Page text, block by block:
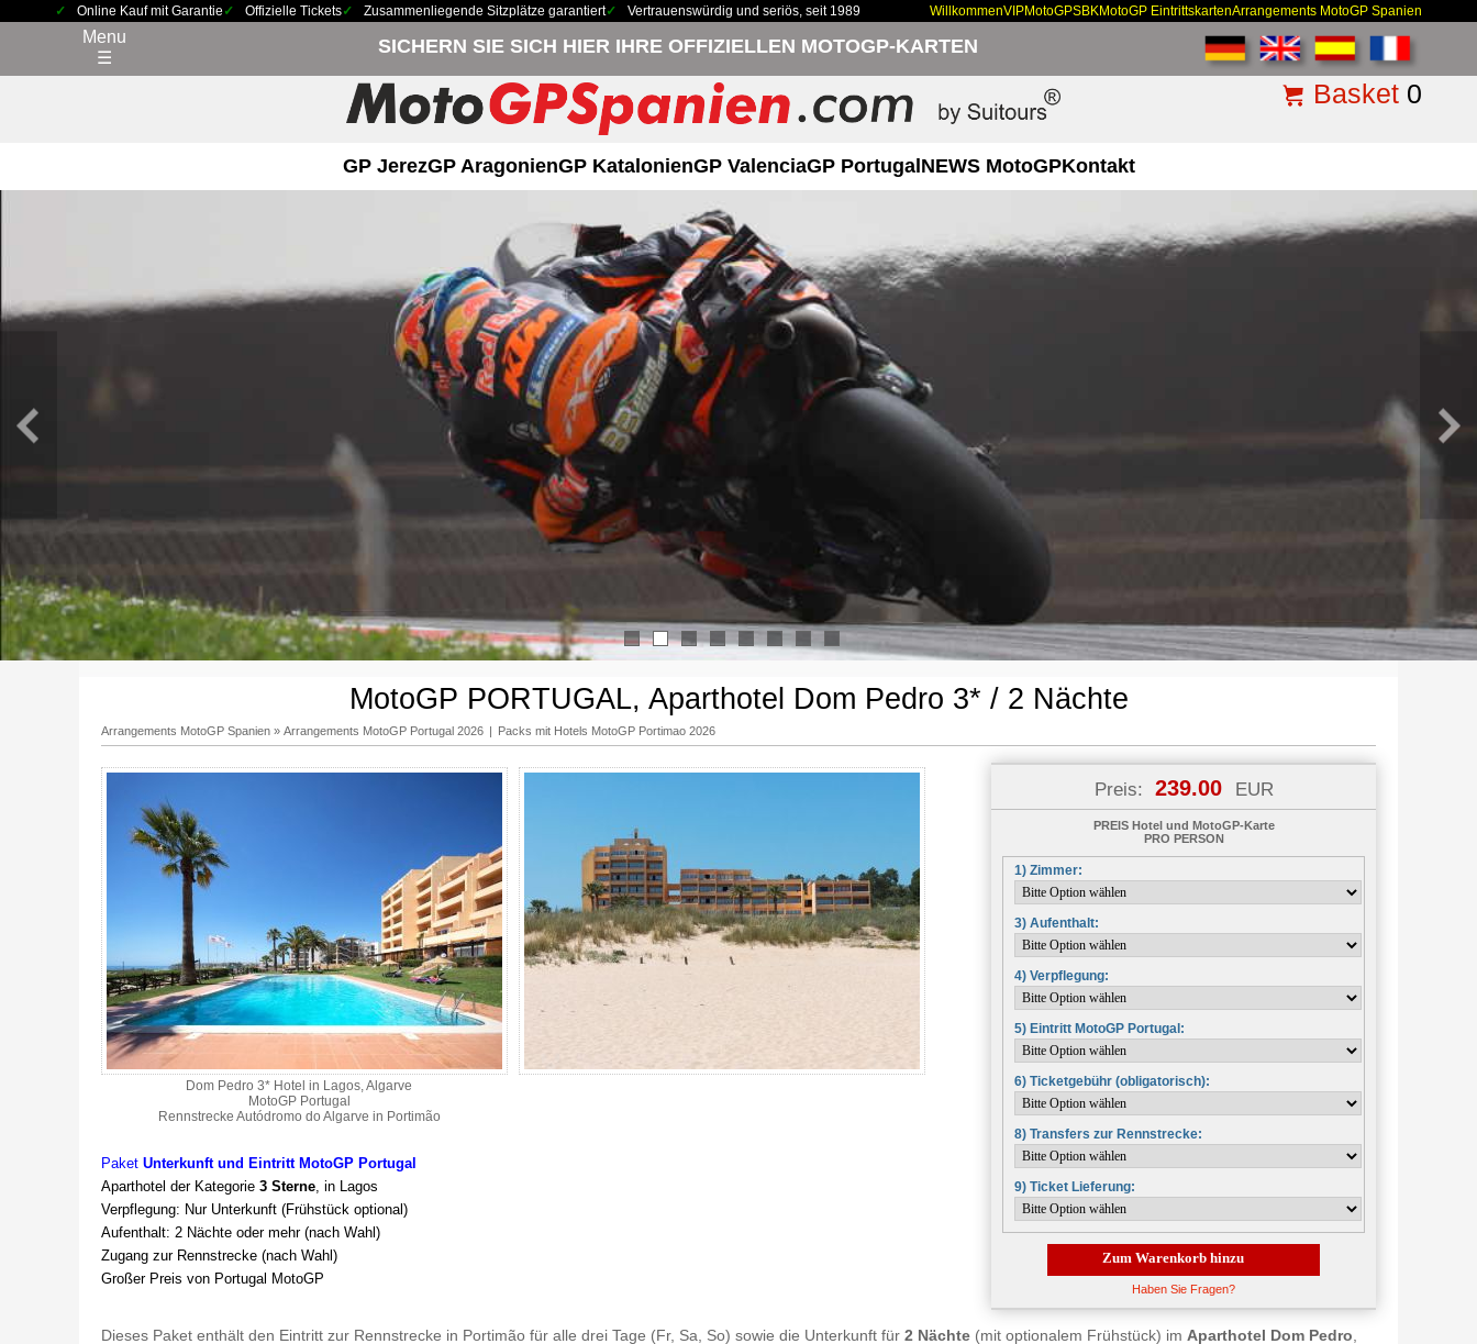
Online Kauf mit Garantie Offizielle Tickets Zusammenliegende Sitzplätze garantiert Vertrauenswürdig und seriös, seit 1989 WillkommenVIPMotoGPSBKMotoGP EintrittskartenArrangements MotoGP Spanien
Menu
☰
SICHERN SIE SICH HIER IHRE OFFIZIELLEN MOTOGP-KARTEN
Basket 0
GP JerezGP AragonienGP KatalonienGP ValenciaGP Portugal NEWS MotoGPKontakt
1 3 4
MotoGP PORTUGAL, Aparthotel Dom Pedro 3* / 2 Nächte
Arrangements MotoGP Spanien » Arrangements MotoGP Portugal 2026 | Packs mit Hotels MotoGP Portimao 2026
Dom Pedro 3* Hotel in Lagos, Algarve
MotoGP Portugal
Rennstrecke Autódromo do Algarve in Portimão
Preis: 239.00 EUR
PREIS Hotel und MotoGP-Karte
PRO PERSON
1) Zimmer:
3) Aufenthalt:
4) Verpflegung:
5) Eintritt MotoGP Portugal:
6) Ticketgebühr (obligatorisch):
8) Transfers zur Rennstrecke:
9) Ticket Lieferung:
Zum Warenkorb hinzu
Haben Sie Fragen?
Paket Unterkunft und Eintritt MotoGP Portugal
Aparthotel der Kategorie 3 Sterne, in Lagos
Verpflegung: Nur Unterkunft (Frühstück optional)
Aufenthalt: 2 Nächte oder mehr (nach Wahl)
Zugang zur Rennstrecke (nach Wahl)
Großer Preis von Portugal MotoGP
Dieses Paket enthält den Eintritt zur Rennstrecke in Portimão für alle drei Tage (Fr, Sa, So) sowie die Unterkunft für 2 Nächte (mit optionalem Frühstück) im Aparthotel Dom Pedro